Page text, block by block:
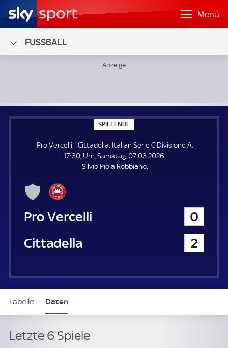
Menü
FUSSBALL
SPIELENDE
P
E
L
E
N
Pro Vercelli - Cittadella. Italian Serie C Divisione A.
17:30, Uhr, Samstag, 07.03.2026.
Silvio Piola Robbiano.
Pro Vercelli
0
Cittadella
2
Tabelle Daten
Letzte 6 Spiele